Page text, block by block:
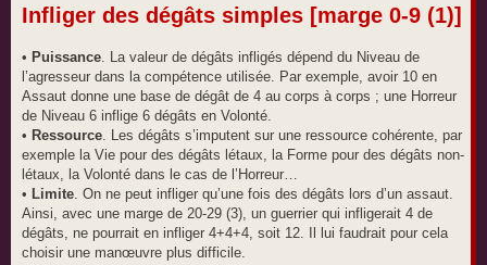
s
a
Infliger des dégâts simples [marge 0-9 (1)]
• Puissance . La valeur de dégâts infligés dépend du Niveau de
l’agresseur dans la compétence utilisée. Par exemple, avoir 10 en
Assaut donne une base de dégât de 4 au corps à corps ; une Horreur
de Niveau 6 inflige 6 dégâts en Volonté.
• Ressource . Les dégâts s’imputent sur une ressource cohérente, par
exemple la Vie pour des dégâts létaux, la Forme pour des dégâts non-
létaux, la Volonté dans le cas de l’Horreur…
• Limite . On ne peut infliger qu’une fois des dégâts lors d’un assaut.
Ainsi, avec une marge de 20-29 (3), un guerrier qui infligerait 4 de
dégâts, ne pourrait en infliger 4+4+4, soit 12. Il lui faudrait pour cela
choisir une manœuvre plus difficile.